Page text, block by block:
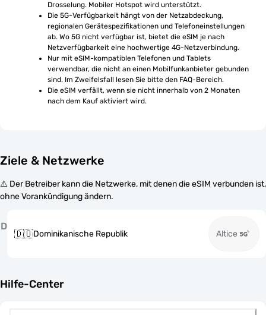
Drosselung. Mobiler Hotspot wird unterstützt.
Die 5G-Verfügbarkeit hängt von der Netzabdeckung,
regionalen Gerätespezifikationen und Telefoneinstellungen
ab. Wo 5G nicht verfügbar ist, bietet die eSIM je nach
Netzverfügbarkeit eine hochwertige 4G-Netzverbindung.
Nur mit eSIM-kompatiblen Telefonen und Tablets
verwendbar, die nicht an einen Mobilfunkanbieter gebunden
sind. Im Zweifelsfall lesen Sie bitte den FAQ-Bereich.
Die eSIM verfällt, wenn sie nicht innerhalb von 2 Monaten
nach dem Kauf aktiviert wird.
Ziele & Netzwerke
⚠️ Der Betreiber kann die Netzwerke, mit denen die eSIM verbunden ist,
ohne Vorankündigung ändern.
D
🇩🇴Dominikanische Republik Altice
Hilfe-Center